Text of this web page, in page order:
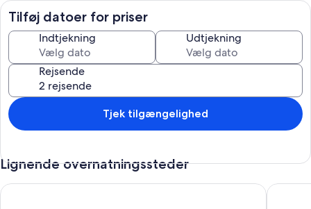
nærheden. Gebyrer kan forekomme.
Tilføj datoer for priser
Indtjekning Udtjekning
Rejsende
Tjek tilgængelighed
Lignende overnatningssteder
SUNSET PUERTO MOGAN LEJLIGHED